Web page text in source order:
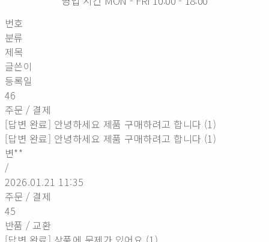
번호
분류
제목
글쓴이
등록일
46
주문 / 결제
[답변 완료] 안녕하세요 제품 구매하려고 합니다 (1)
[답변 완료] 안녕하세요 제품 구매하려고 합니다 (1)
변**
/
2026.01.21 11:35
주문 / 결제
45
반품 / 교환